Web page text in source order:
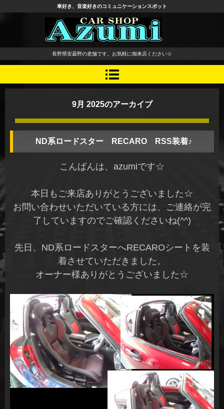
長野県 安曇野市 タイヤ ホ
イール デッドニング カーオ
ーディオ レカロシート
車好き、音楽好きのコミュニケーションスポット
長野県安曇野の老舗です。お気軽に御来店ください☆
9月 2025のアーカイブ
ND系ロードスター RECARO RSS装着♪
こんばんは、azumiです☆
本日もご来店ありがとうございました☆
お問い合わせいただいている方には、ご連絡が完
了していますのでご確認くださいね(^^)
先日、ND系ロードスターへRECAROシートを装
着させていただきました。
オーナー様ありがとうございました☆